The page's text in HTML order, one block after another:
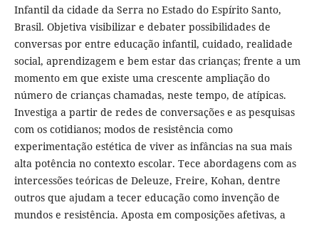
Infantil da cidade da Serra no Estado do Espírito Santo,
Brasil. Objetiva visibilizar e debater possibilidades de
conversas por entre educação infantil, cuidado, realidade
social, aprendizagem e bem estar das crianças; frente a um
momento em que existe uma crescente ampliação do
número de crianças chamadas, neste tempo, de atípicas.
Investiga a partir de redes de conversações e as pesquisas
com os cotidianos; modos de resistência como
experimentação estética de viver as infâncias na sua mais
alta potência no contexto escolar. Tece abordagens com as
intercessões teóricas de Deleuze, Freire, Kohan, dentre
outros que ajudam a tecer educação como invenção de
mundos e resistência. Aposta em composições afetivas, a